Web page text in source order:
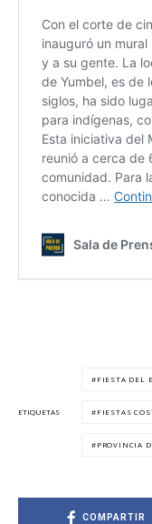
ETIQUETAS
FIESTA DEL
FIESTAS
PROVINCIA
COMPARTIR